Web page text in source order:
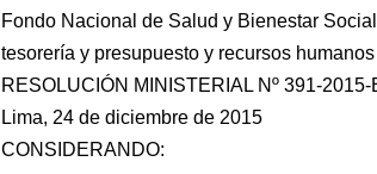
Fondo Nacional de Salud y Bienestar
tesorería y presupuesto y recursos humanos
RESOLUCIÓN MINISTERIAL Nº 391-2015-
Lima, 24 de diciembre de 2015
CONSIDERANDO: